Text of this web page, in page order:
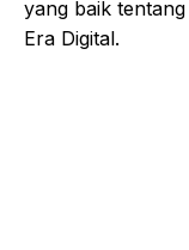
yang baik
Era Digital.